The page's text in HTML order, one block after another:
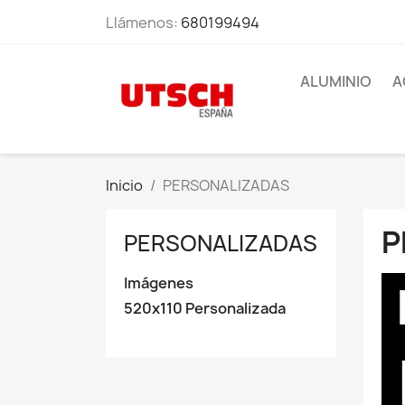
Llámenos: 680199494
ALUMINIO
Inicio PERSONALIZADAS
PERSONALIZADAS
Imágenes
520x110 Personalizada